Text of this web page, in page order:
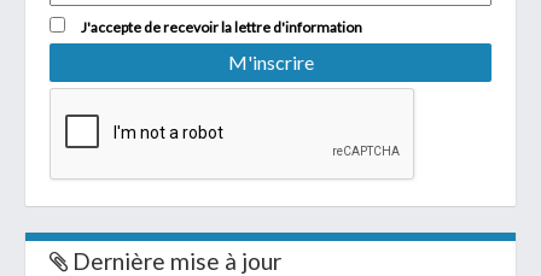
J'accepte de recevoir la lettre d'information
Dernière mise à jour